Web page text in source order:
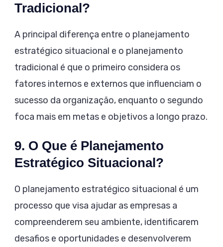
Tradicional?
A principal diferença entre o planejamento
estratégico situacional e o planejamento
tradicional é que o primeiro considera os
fatores internos e externos que influenciam o
sucesso da organização, enquanto o segundo
foca mais em metas e objetivos a longo prazo.
9. O Que é Planejamento
Estratégico Situacional?
O planejamento estratégico situacional é um
processo que visa ajudar as empresas a
compreenderem seu ambiente, identificarem
desafios e oportunidades e desenvolverem